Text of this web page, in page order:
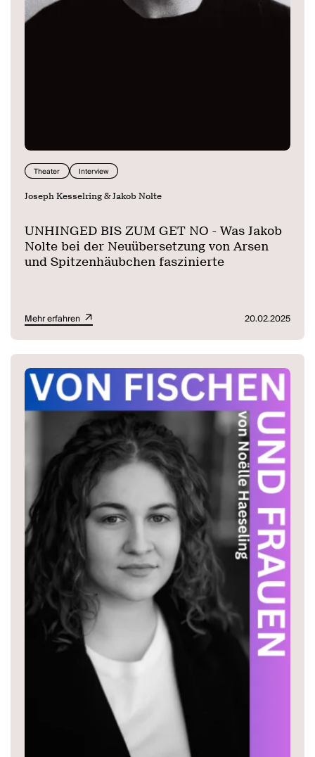
Theater Interview
Joseph Kesselring & Jakob Nolte
UNHINGED BIS ZUM GET NO - Was Jakob
Nolte bei der Neuübersetzung von Arsen
und Spitzenhäubchen faszinierte
Mehr erfahren 20.02.2025